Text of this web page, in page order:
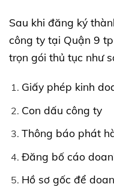
Sau khi đăng ký
công ty tại Quận 9
trọn gói thủ tục như
Giấy phép kinh
Con dấu công ty
Thông báo phát
Đăng bố cáo
Hồ sơ gốc để